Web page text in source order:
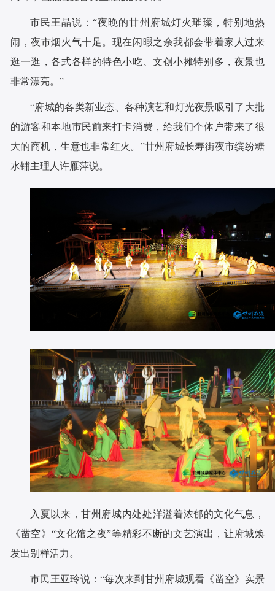
市民王晶说：“夜晚的甘州府城灯火璀璨，特别地热
闹，夜市烟火气十足。现在闲暇之余我都会带着家人过来
逛一逛，各式各样的特色小吃、文创小摊特别多，夜景也
非常漂亮。”
“府城的各类新业态、各种演艺和灯光夜景吸引了大批
的游客和本地市民前来打卡消费，给我们个体户带来了很
大的商机，生意也非常红火。”甘州府城长寿街夜市缤纷糖
水铺主理人许雁萍说。
入夏以来，甘州府城内处处洋溢着浓郁的文化气息，
《凿空》“文化馆之夜”等精彩不断的文艺演出，让府城焕
发出别样活力。
市民王亚玲说：“每次来到甘州府城观看《凿空》实景